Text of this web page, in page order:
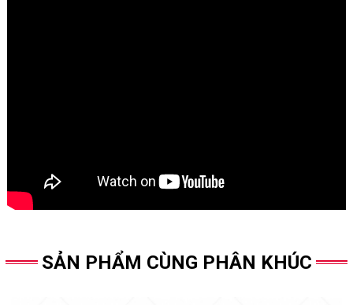
SẢN PHẨM CÙNG PHÂN KHÚC